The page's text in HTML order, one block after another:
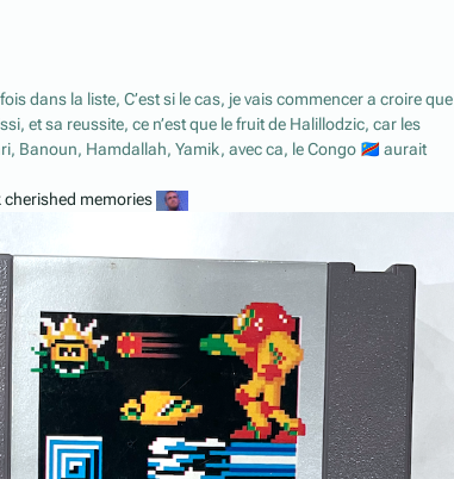
dans la liste, C’est si le cas, je vais commencer a croire que
et sa reussite, ce n’est que le fruit de Halillodzic, car les
Banoun, Hamdallah, Yamik, avec ca, le Congo 🇨🇩 aurait
cherished memories